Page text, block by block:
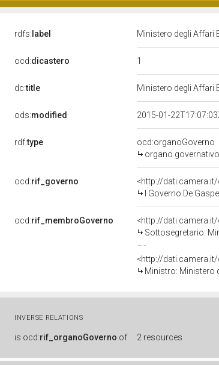
rdfs: label Ministero degli Affari
ocd:dicastero 1
dc:title Ministero degli Affari
ods:modified 2015-01-
rdf:type
ocd:organoGoverno
organo governativo
ocd:rif_governo
<http://
I Governo De
ocd:rif_membroGoverno
<http://
Sottosegretario:
<http://
Ministro: Ministero
INVERSE RELATIONS
is ocd:rif_organoGoverno of 2 resources